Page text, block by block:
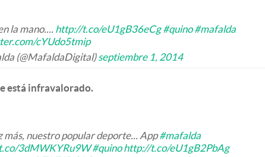
la mano.... http://t.co/eU1gB36eCg #quino #mafalda
cYUdo5tmip
(@MafaldaDigital)septiembre 1, 2014
está infravalorado.
más, nuestro popular deporte... App#mafalda
3dMWKYRu9W #quino http://t.co/eU1gB2PbAg